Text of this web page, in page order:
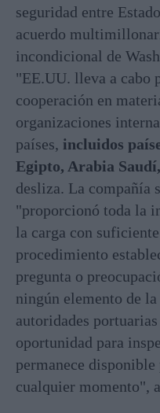
seguridad entre
acuerdo
incondicional de
"EE.UU. lleva a cabo
cooperación en
organizaciones
países, incluidos
Egipto, Arabia
desliza. La compañía
"proporcionó toda la
la carga con
procedimiento
pregunta o
ningún elemento de
autoridades
oportunidad para
permanece
cualquier momento",